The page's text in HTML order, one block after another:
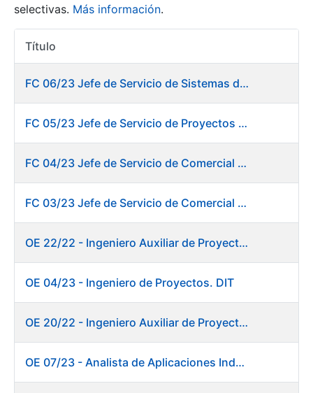
Mostrar/Ocultar
Mostrar/Ocultar
Mostrar/Ocultar
selectivas. Más información.
Título
FC 06/23 Jefe de Servicio de Sistemas de Información de Fábrica de Papel
FC 05/23 Jefe de Servicio de Proyectos Digitales
FC 04/23 Jefe de Servicio de Comercial de Productos Gráficos
FC 03/23 Jefe de Servicio de Comercial de Documentos de Identificación y Tarjetas y Servicios Digitales
OE 22/22 - Ingeniero Auxiliar de Proyectos. DIT
OE 04/23 - Ingeniero de Proyectos. DIT
OE 20/22 - Ingeniero Auxiliar de Proyectos. Informática
OE 07/23 - Analista de Aplicaciones Industriales